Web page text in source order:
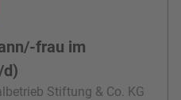
frau im
Stiftung & Co. KG